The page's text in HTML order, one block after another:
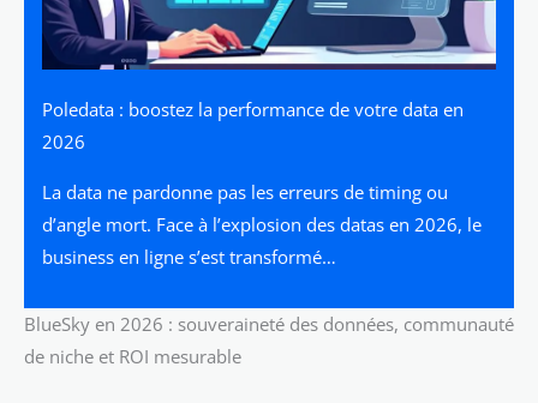
Poledata : boostez la performance de votre data en
2026
La data ne pardonne pas les erreurs de timing ou
d’angle mort. Face à l’explosion des datas en 2026, le
business en ligne s’est transformé…
BlueSky en 2026 : souveraineté des données, communauté
de niche et ROI mesurable